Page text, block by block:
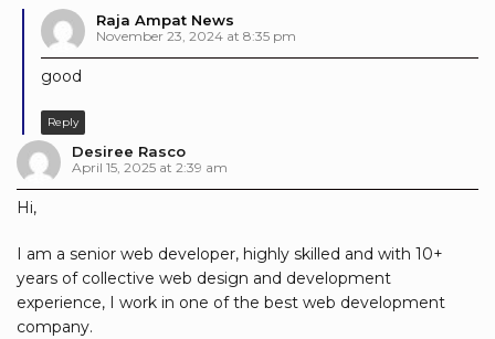
Raja Ampat News
November 23, 2024 at 8:35 pm
good
Reply
Desiree Rasco
April 15, 2025 at 2:39 am
Hi,
I am a senior web developer, highly skilled and with 10+
years of collective web design and development
experience, I work in one of the best web development
company.